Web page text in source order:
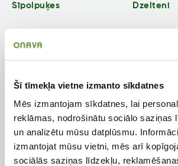
Šī tīmekļa vietne izmanto sīkdatnes
Mēs izmantojam sīkdatnes, lai
reklāmas, nodrošinātu sociālo saziņas
un analizētu mūsu datplūsmu.
izmantojat mūsu vietni, mēs arī
sociālās saziņas līdzekļu,
Sīpolpuķes
Dzelteni
Gaiši dzelteni
Augstums
Auga tips
Dobēm,